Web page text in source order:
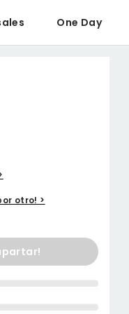
One Day
otro! >